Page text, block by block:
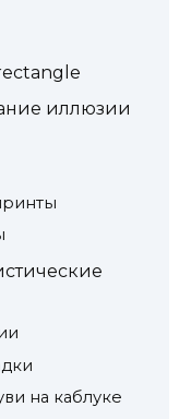
иллюзии
на каблуке